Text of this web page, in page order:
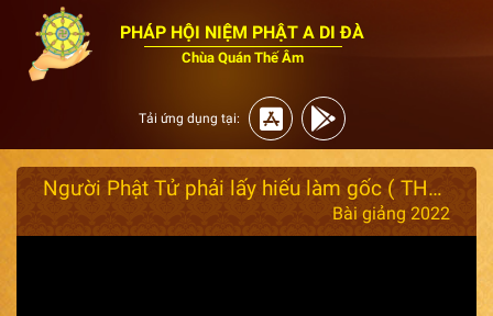
PHÁP HỘI NIỆM PHẬT A DI ĐÀ
Chùa Quán Thế Âm
Tải ứng dụng tại:
Người Phật Tử phải lấy hiếu làm gốc ( THẦY GIÁC NHÀN THUYẾT GIẢNG
Bài giảng 2022